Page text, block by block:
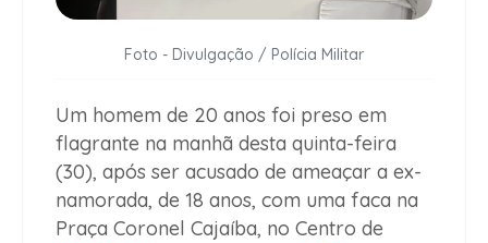
Foto - Divulgação / Polícia Militar
Um homem de 20 anos foi preso em
flagrante na manhã desta quinta-feira
(30), após ser acusado de ameaçar a ex-
namorada, de 18 anos, com uma faca na
Praça Coronel Cajaíba, no Centro de